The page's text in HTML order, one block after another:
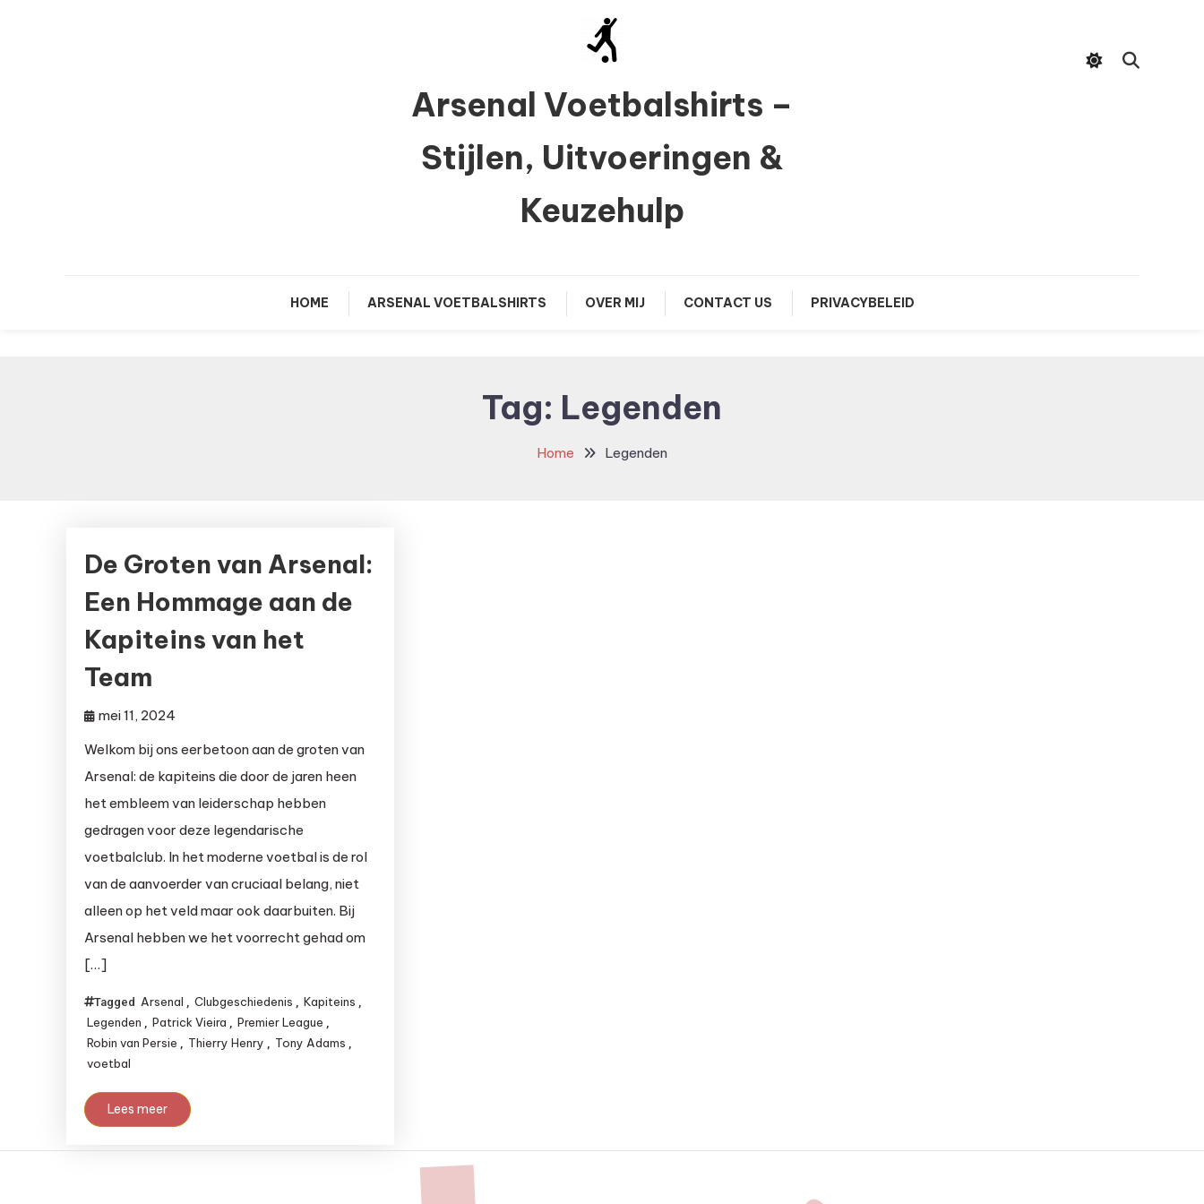
Arsenal Voetbalshirts –
Stijlen, Uitvoeringen &
Keuzehulp
HOME ARSENAL VOETBALSHIRTS OVER MIJ CONTACT US PRIVACYBELEID
Tag: Legenden
Home Legenden
De Groten van Arsenal:
Een Hommage aan de
Kapiteins van het
Team
mei 11, 2024
Welkom bij ons eerbetoon aan de groten van
Arsenal: de kapiteins die door de jaren heen
het embleem van leiderschap hebben
gedragen voor deze legendarische
voetbalclub. In het moderne voetbal is de rol
van de aanvoerder van cruciaal belang, niet
alleen op het veld maar ook daarbuiten. Bij
Arsenal hebben we het voorrecht gehad om
[…]
Tagged Arsenal , Clubgeschiedenis , Kapiteins ,
Legenden , Patrick Vieira , Premier League ,
Robin van Persie , Thierry Henry , Tony Adams ,
voetbal
Lees meer